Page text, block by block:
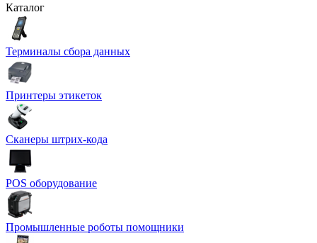
Каталог
Терминалы сбора данных
Принтеры этикеток
Сканеры штрих-кода
POS оборудование
Промышленные роботы помощники